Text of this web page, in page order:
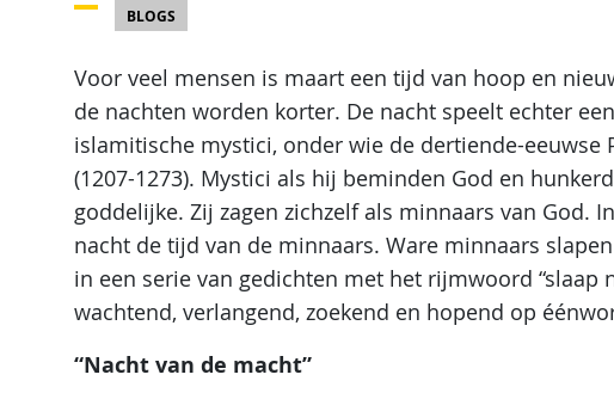
BLOGS
Voor veel mensen is maart een tijd van hoop en
de nachten worden korter. De nacht speelt echter
islamitische mystici, onder wie de dertiende-eeuwse
(1207-1273). Mystici als hij beminden God en
goddelijke. Zij zagen zichzelf als minnaars van God.
nacht de tijd van de minnaars. Ware minnaars
in een serie van gedichten met het rijmwoord “slaap
wachtend, verlangend, zoekend en hopend op
“Nacht van de macht”